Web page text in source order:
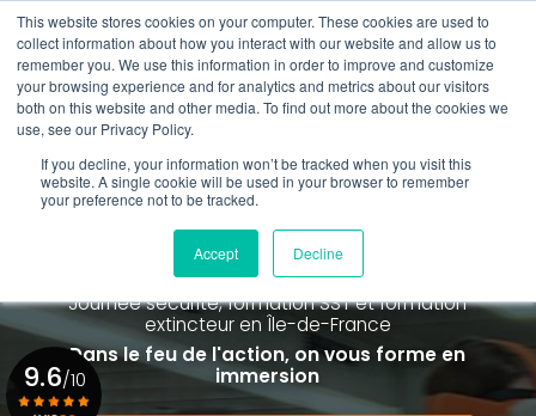
This website stores cookies on your computer. These cookies are used to
collect information about how you interact with our website and allow us to
remember you. We use this information in order to improve and customize
your browsing experience and for analytics and metrics about our visitors
both on this website and other media. To find out more about the cookies we
use, see our Privacy Policy.
If you decline, your information won’t be tracked when you visit this
website. A single cookie will be used in your browser to remember
your preference not to be tracked.
Accept Decline
Aller
au
contenu
principal
01 84 20 18 48
Spécialiste de la formation SST et
de la Formation Incendie
à Paris La Défense depuis 2015
Journée sécurité, formation SST et formation
extincteuren Île-de-France
Dans le feu de l'action, on vous forme en
immersion
9.6/10